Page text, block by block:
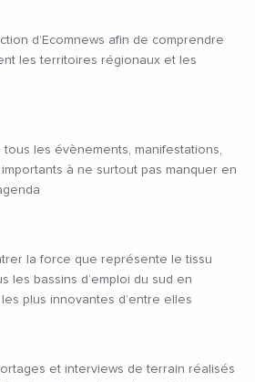
d’Ecomnews afin de comprendre
les territoires régionaux et les
les évènements, manifestations,
à ne surtout pas manquer en
la force que représente le tissu
les bassins d’emploi du sud en
plus innovantes d’entre elles
et interviews de terrain réalisés